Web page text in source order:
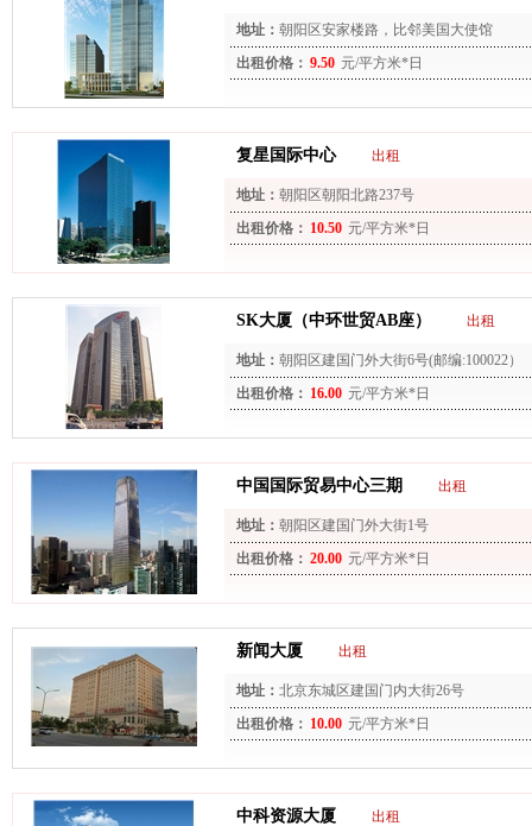
地址： 朝阳区安家楼路，比邻美国大使馆
出租价格： 9.50 元/平方米*日
复星国际中心 出租
地址： 朝阳区朝阳北路237号
出租价格： 10.50 元/平方米*日
SK大厦（中环世贸AB座） 出租
地址： 朝阳区建国门外大街6号(邮编:100022）
出租价格： 16.00 元/平方米*日
中国国际贸易中心三期 出租
地址： 朝阳区建国门外大街1号
出租价格： 20.00 元/平方米*日
新闻大厦 出租
地址： 北京东城区建国门内大街26号
出租价格： 10.00 元/平方米*日
中科资源大厦 出租